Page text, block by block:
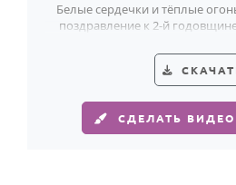
Белые сердечки и тёплые
поздравление к 2-й
СДЕЛАТЬ